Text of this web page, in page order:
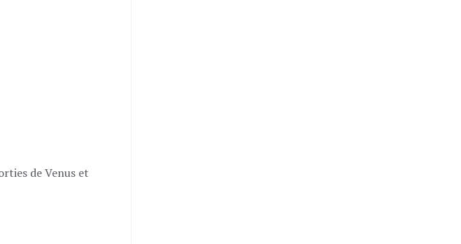
de Venus et